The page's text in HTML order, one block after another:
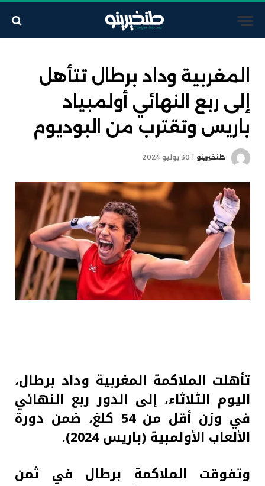
المغربية وداد برطال تتأهل
إلى ربع النهائي أولمبياد
باريس وتقترب من البوديوم
طنخيرينو 30 يوليو 2024
تأهلت الملاكمة المغربية وداد برطال،
اليوم الثلاثاء، إلى الدور ربع النهائي
في وزن أقل من 54 كلغ، ضمن دورة
الألعاب الأولمبية (باريس 2024).
وتفوقت الملاكمة برطال في ثمن